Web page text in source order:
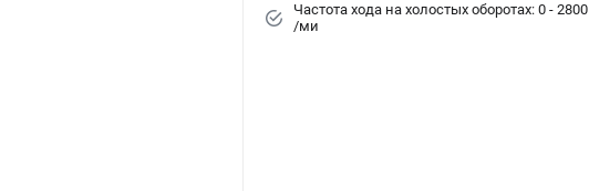
Частота хода на холостых оборотах: 0 - 2800
/ми